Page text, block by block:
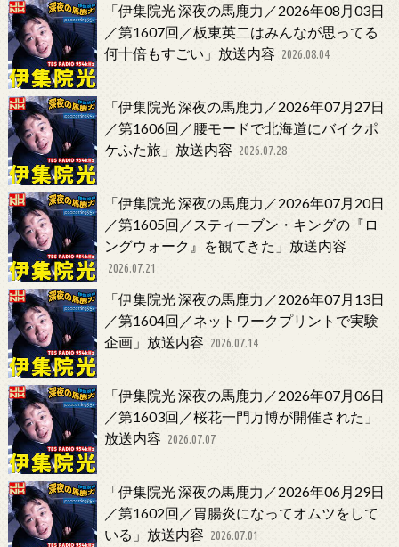
「伊集院光 深夜の馬鹿力／2026年08月03日
／第1607回／板東英二はみんなが思ってる
何十倍もすごい」放送内容 2026.08.04
「伊集院光 深夜の馬鹿力／2026年07月27日
／第1606回／腰モードで北海道にバイクポ
ケふた旅」放送内容 2026.07.28
「伊集院光 深夜の馬鹿力／2026年07月20日
／第1605回／スティーブン・キングの『ロ
ングウォーク』を観てきた」放送内容
2026.07.21
「伊集院光 深夜の馬鹿力／2026年07月13日
／第1604回／ネットワークプリントで実験
企画」放送内容 2026.07.14
「伊集院光 深夜の馬鹿力／2026年07月06日
／第1603回／桜花一門万博が開催された」
放送内容 2026.07.07
「伊集院光 深夜の馬鹿力／2026年06月29日
／第1602回／胃腸炎になってオムツをして
いる」放送内容 2026.07.01